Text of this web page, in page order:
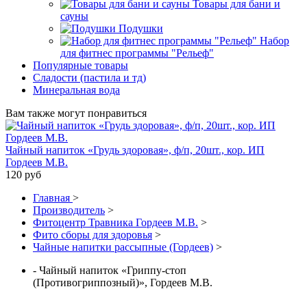
Товары для бани и
сауны
Подушки
Набор
для фитнес программы "Рельеф"
Популярные товары
Сладости (пастила и тд)
Минеральная вода
Вам также могут понравиться
Чайный напиток «Грудь здоровая», ф/п, 20шт., кор. ИП
Гордеев М.В.
120 руб
Главная >
Производитель >
Фитоцентр Травника Гордеев М.В. >
Фито сборы для здоровья >
Чайные напитки рассыпные (Гордеев) >
- Чайный напиток «Гриппу-стоп
(Противогриппозный)», Гордеев М.В.